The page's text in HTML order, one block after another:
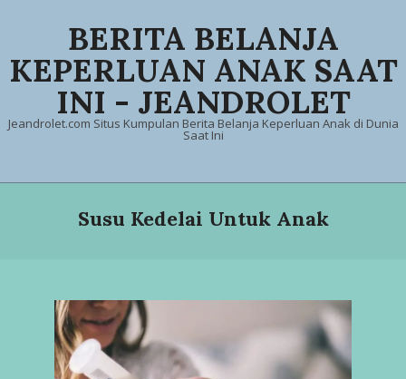
content
BERITA BELANJA
KEPERLUAN ANAK SAAT
INI - JEANDROLET
Jeandrolet.com Situs Kumpulan Berita Belanja Keperluan Anak di Dunia
Saat Ini
Primary
Susu Kedelai Untuk Anak